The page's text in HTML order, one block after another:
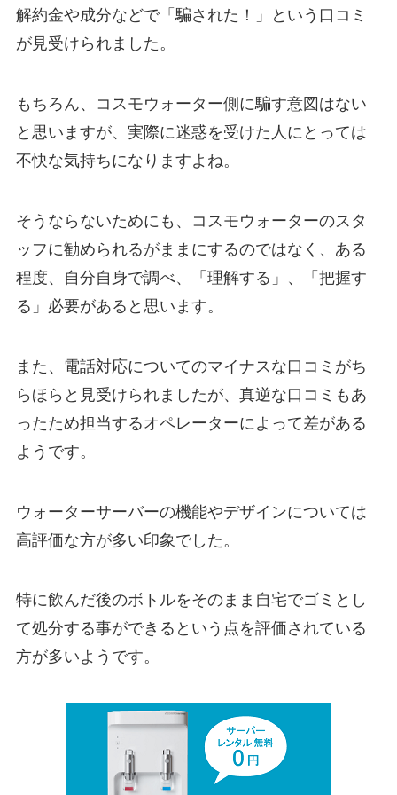
解約金や成分などで「騙された！」という口コミ
が見受けられました。
もちろん、コスモウォーター側に騙す意図はない
と思いますが、実際に迷惑を受けた人にとっては
不快な気持ちになりますよね。
そうならないためにも、コスモウォーターのスタ
ッフに勧められるがままにするのではなく、 ある
程度、自分自身で調べ、「理解する」、「把握す
る」必要がある と思います。
また、電話対応についてのマイナスな口コミがち
らほらと見受けられましたが、真逆な口コミもあ
ったため担当するオペレーターによって差がある
ようです。
ウォーターサーバーの機能やデザインについては
高評価な方が多い印象でした。
特に飲んだ後のボトルをそのまま自宅でゴミとし
て処分する事ができるという点を評価されている
方が多いようです。